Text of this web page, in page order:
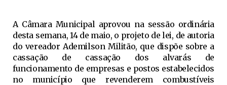
A Câmara Municipal aprovou na sessão ordinária
desta semana, 14 de maio, o projeto de lei, de autoria
do vereador Ademilson Militão, que dispõe sobre a
cassação de cassação dos alvarás de
funcionamento de empresas e postos estabelecidos
no município que revenderem combustíveis